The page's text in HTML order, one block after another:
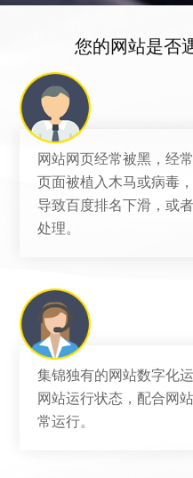
您的网站是否
网站网页经常被黑，经
页面被植入木马或病毒
导致百度排名下滑，或
处理。
集锦独有的网站数字化
网站运行状态，配合网
常运行。